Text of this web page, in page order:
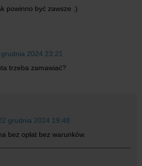
powinno być zawsze :)
2024 23:21
trzeba zamawiać?
grudnia 2024 19:48
bez opłat bez warunków.